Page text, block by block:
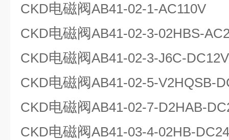
CKD电磁阀AB41-02-1-AC110V
CKD电磁阀AB41-02-3-02HBS-
CKD电磁阀AB41-02-3-J6C-DC12V
CKD电磁阀AB41-02-5-V2HQSB-
CKD电磁阀AB41-02-7-D2HAB-
CKD电磁阀AB41-03-4-02HB-